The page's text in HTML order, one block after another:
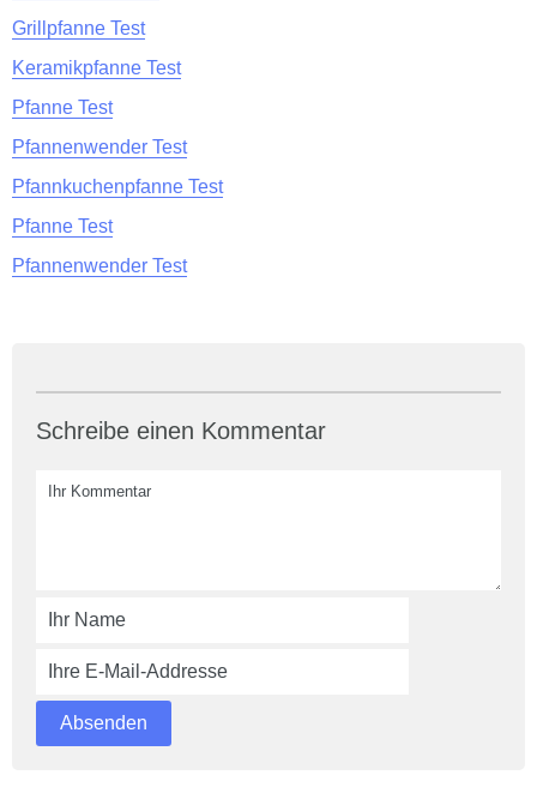
Grillpfanne Test
Keramikpfanne Test
Pfanne Test
Pfannenwender Test
Pfannkuchenpfanne Test
Pfanne Test
Pfannenwender Test
Schreibe einen Kommentar